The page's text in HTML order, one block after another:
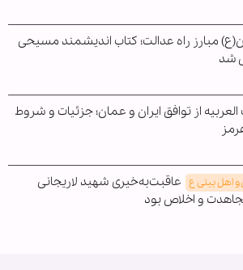
مبارز راه عدالت؛ کتاب اندیشمند مسیحی
شد
العربیه از توافق ایران و عمان؛ جزئیات و شروط
و اهل بیتی ع عاقبت‌به‌خیری شهید لاریجانی
و اخلاص بود